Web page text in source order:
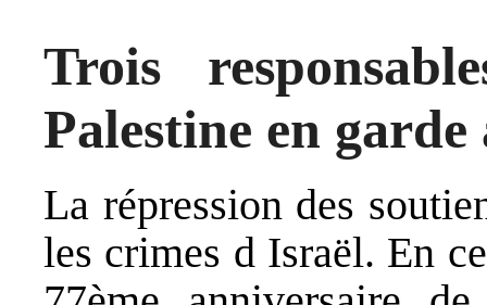
Trois
Palestine en garde
La répression des
les crimes d Israël. En